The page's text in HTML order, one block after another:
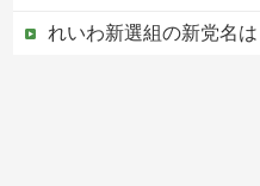
れいわ新選組の新党名は「いのちの党